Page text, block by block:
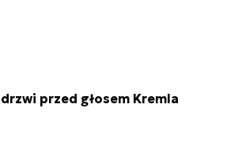
przed głosem Kremla